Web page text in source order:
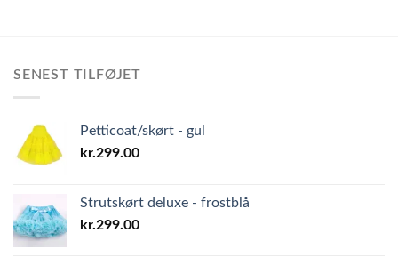
SENEST TILFØJET
Petticoat/skørt - gul
kr.299.00
Strutskørt deluxe - frostblå
kr.299.00